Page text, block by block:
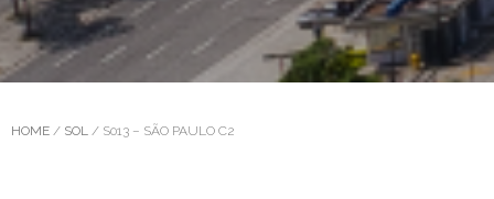
HOME / SOL / S013 – SÃO PAULO C2